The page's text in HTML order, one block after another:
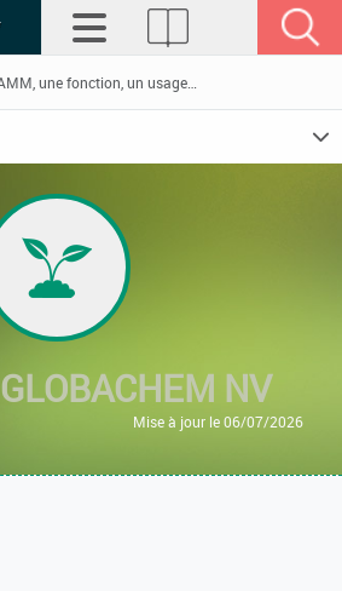
GLOBACHEM NV
Mise à jour le 06/07/2026